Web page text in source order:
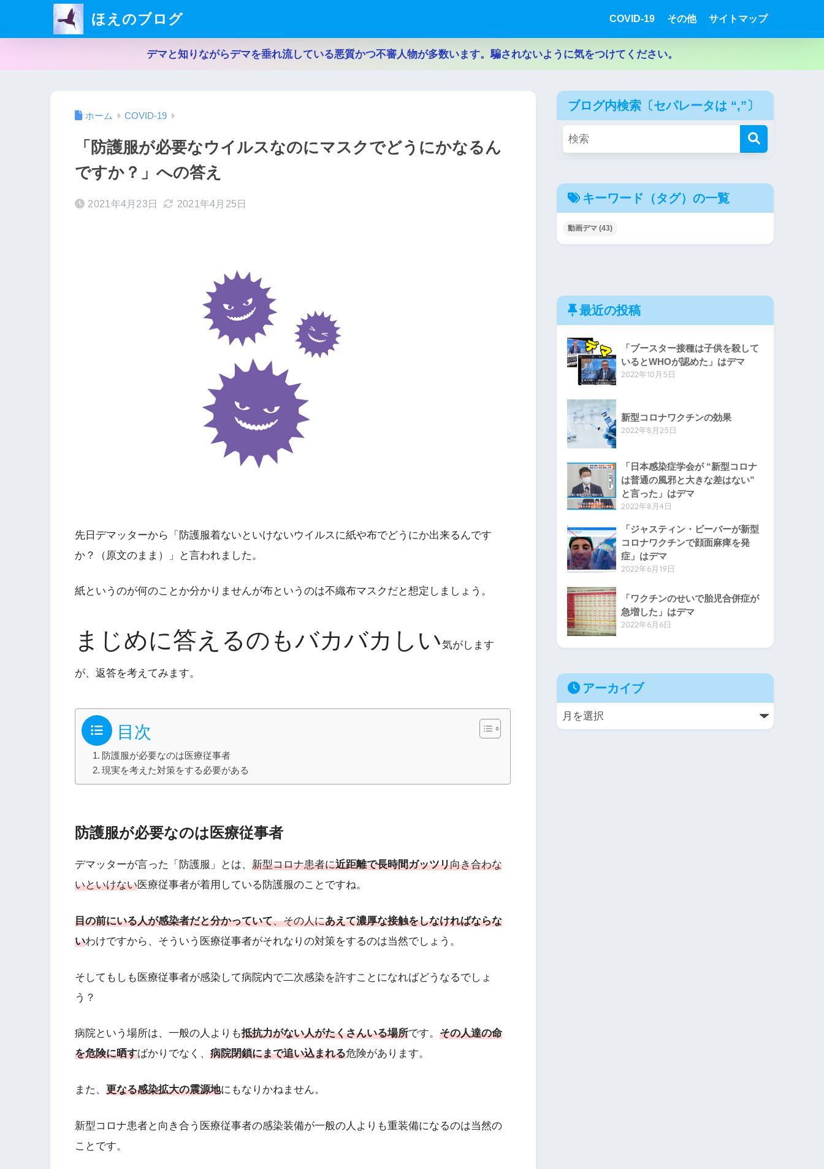
ほえのブログ COVID-19 その他 サイトマップ
デマと知りながらデマを垂れ流している悪質かつ不審人物が多数います。騙されないように気をつけてください。
ホーム COVID-19
「防護服が必要なウイルスなのにマスクでどうにかなるん
ですか？」への答え
2021年4月23日 2021年4月25日
先日デマッターから「防護服着ないといけないウイルスに紙や布でどうにか出来るんです
か？（原文のまま）」と言われました。
紙というのが何のことか分かりませんが布というのは不織布マスクだと想定しましょう。
まじめに答えるのもバカバカしい気がします
が、返答を考えてみます。
目次
防護服が必要なのは医療従事者
現実を考えた対策をする必要がある
防護服が必要なのは医療従事者
デマッターが言った「防護服」とは、 新型コロナ患者に近距離で長時間ガッツリ向き合わな
いといけない医療従事者が着用している防護服のことですね。
目の前にいる人が感染者だと分かっていて、その人にあえて濃厚な接触をしなければならな
いわけですから、そういう医療従事者がそれなりの対策をするのは当然でしょう。
そしてもしも医療従事者が感染して病院内で二次感染を許すことになればどうなるでしょ
う？
病院という場所は、一般の人よりも抵抗力がない人がたくさんいる場所です。 その人達の命
を危険に晒すばかりでなく、 病院閉鎖にまで追い込まれる危険があります。
また、 更なる感染拡大の震源地にもなりかねません。
新型コロナ患者と向き合う医療従事者の感染装備が一般の人よりも重装備になるのは当然の
ことです。
ブログ内検索〔セパレータは “,”〕
キーワード（タグ）の一覧
動画デマ (43)
最近の投稿
「ブースター接種は子供を殺して
いるとWHOが認めた」はデマ
2022年10月5日
新型コロナワクチンの効果
2022年8月25日
「日本感染症学会が “新型コロナ
は普通の風邪と大きな差はない”
と言った」はデマ
2022年8月4日
「ジャスティン・ビーバーが新型
コロナワクチンで顔面麻痺を発
症」はデマ
2022年6月19日
「ワクチンのせいで胎児合併症が
急増した」はデマ
2022年6月6日
アーカイブ